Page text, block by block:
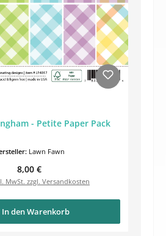
- Petite Paper Pack
Lawn Fawn
Regulärer Preis:
8,00 €
MwSt. zzgl. Versandkosten
In den Warenkorb